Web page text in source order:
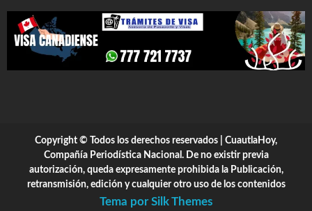
Copyright © Todos los derechos reservados | CuautlaHoy,
Compañía Periodística Nacional. De no existir previa
autorización, queda expresamente prohibida la Publicación,
retransmisión, edición y cualquier otro uso de los contenidos
Tema por Silk Themes